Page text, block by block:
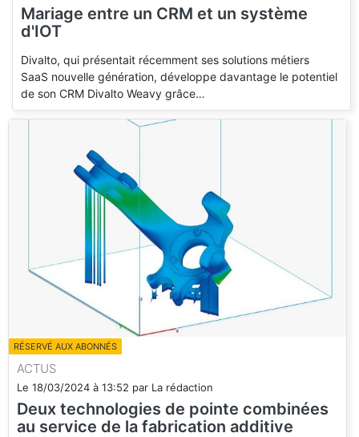
Mariage entre un CRM et un système
d'IOT
Divalto, qui présentait récemment ses solutions métiers
SaaS nouvelle génération, développe davantage le potentiel
de son CRM Divalto Weavy grâce…
RÉSERVÉ AUX ABONNÉS
ACTUS
Le 18/03/2024 à 13:52 par La rédaction
Deux technologies de pointe combinées
au service de la fabrication additive